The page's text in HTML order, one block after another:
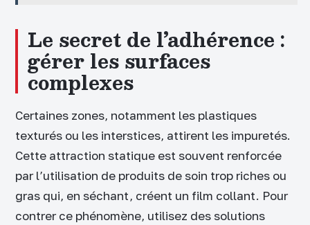
Le secret de l’adhérence :
gérer les surfaces
complexes
Certaines zones, notamment les plastiques
texturés ou les interstices, attirent les impuretés.
Cette attraction statique est souvent renforcée
par l’utilisation de produits de soin trop riches ou
gras qui, en séchant, créent un film collant. Pour
contrer ce phénomène, utilisez des solutions